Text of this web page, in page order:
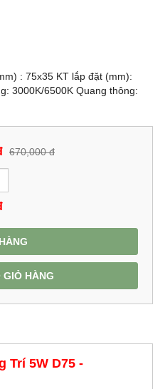
: 75x35 KT lắp đặt (mm):
3000K/6500K Quang thông:
670,000 đ
GIỎ HÀNG
Trí 5W D75 -